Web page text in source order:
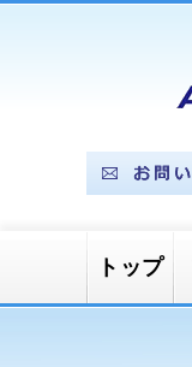
トップ